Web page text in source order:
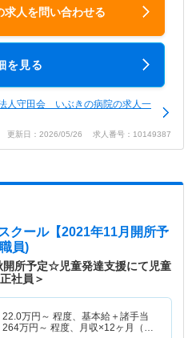
求人を問い合わせる
を見る
人守田会 いぶきの病院の求人一
更新日：2026/05/26 求人番号：10149387
クール【2021年11月開所予
員)
開所予定☆児童発達支援にて児童
社員＞
22.0万円～ 程度、基本給＋諸手当
264万円～ 程度、月収×12ヶ月（別